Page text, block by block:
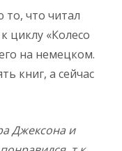
что читал
циклу «Колесо
на немецком.
книг, а сейчас
Джексона и